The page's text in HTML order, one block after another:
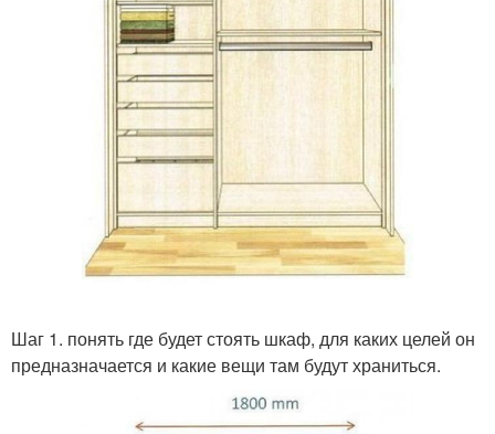
Шаг 1. понять где будет стоять шкаф, для каких целей он
предназначается и какие вещи там будут храниться.